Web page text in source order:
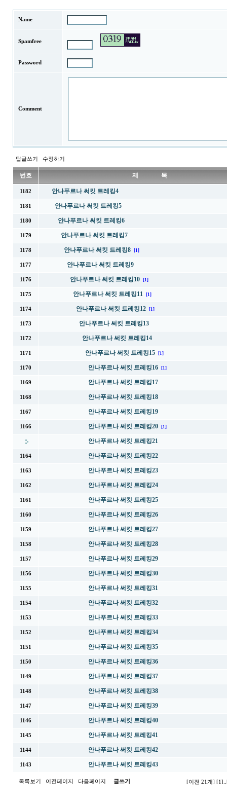
Name
Spamfree
Password
Comment
답글쓰기 수정하기
번호 제 목
1182 안나푸르나 써킷 트레킹4
1181 안나푸르나 써킷 트레킹5
1180 안나푸르나 써킷 트레킹6
1179 안나푸르나 써킷 트레킹7
1178 안나푸르나 써킷 트레킹8 [1]
1177 안나푸르나 써킷 트레킹9
1176 안나푸르나 써킷 트레킹10 [1]
1175 안나푸르나 써킷 트레킹11 [1]
1174 안나푸르나 써킷 트레킹12 [1]
1173 안나푸르나 써킷 트레킹13
1172 안나푸르나 써킷 트레킹14
1171 안나푸르나 써킷 트레킹15 [1]
1170 안나푸르나 써킷 트레킹16 [1]
1169 안나푸르나 써킷 트레킹17
1168 안나푸르나 써킷 트레킹18
1167 안나푸르나 써킷 트레킹19
1166 안나푸르나 써킷 트레킹20 [1]
안나푸르나 써킷 트레킹21
1164 안나푸르나 써킷 트레킹22
1163 안나푸르나 써킷 트레킹23
1162 안나푸르나 써킷 트레킹24
1161 안나푸르나 써킷 트레킹25
1160 안나푸르나 써킷 트레킹26
1159 안나푸르나 써킷 트레킹27
1158 안나푸르나 써킷 트레킹28
1157 안나푸르나 써킷 트레킹29
1156 안나푸르나 써킷 트레킹30
1155 안나푸르나 써킷 트레킹31
1154 안나푸르나 써킷 트레킹32
1153 안나푸르나 써킷 트레킹33
1152 안나푸르나 써킷 트레킹34
1151 안나푸르나 써킷 트레킹35
1150 안나푸르나 써킷 트레킹36
1149 안나푸르나 써킷 트레킹37
1148 안나푸르나 써킷 트레킹38
1147 안나푸르나 써킷 트레킹39
1146 안나푸르나 써킷 트레킹40
1145 안나푸르나 써킷 트레킹41
1144 안나푸르나 써킷 트레킹42
1143 안나푸르나 써킷 트레킹43
목록보기 이전페이지 다음페이지 글쓰기 [이전 21개] [1]